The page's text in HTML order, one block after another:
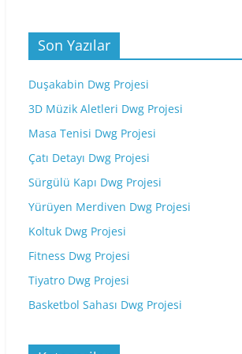
Son Yazılar
Duşakabin Dwg Projesi
3D Müzik Aletleri Dwg Projesi
Masa Tenisi Dwg Projesi
Çatı Detayı Dwg Projesi
Sürgülü Kapı Dwg Projesi
Yürüyen Merdiven Dwg Projesi
Koltuk Dwg Projesi
Fitness Dwg Projesi
Tiyatro Dwg Projesi
Basketbol Sahası Dwg Projesi